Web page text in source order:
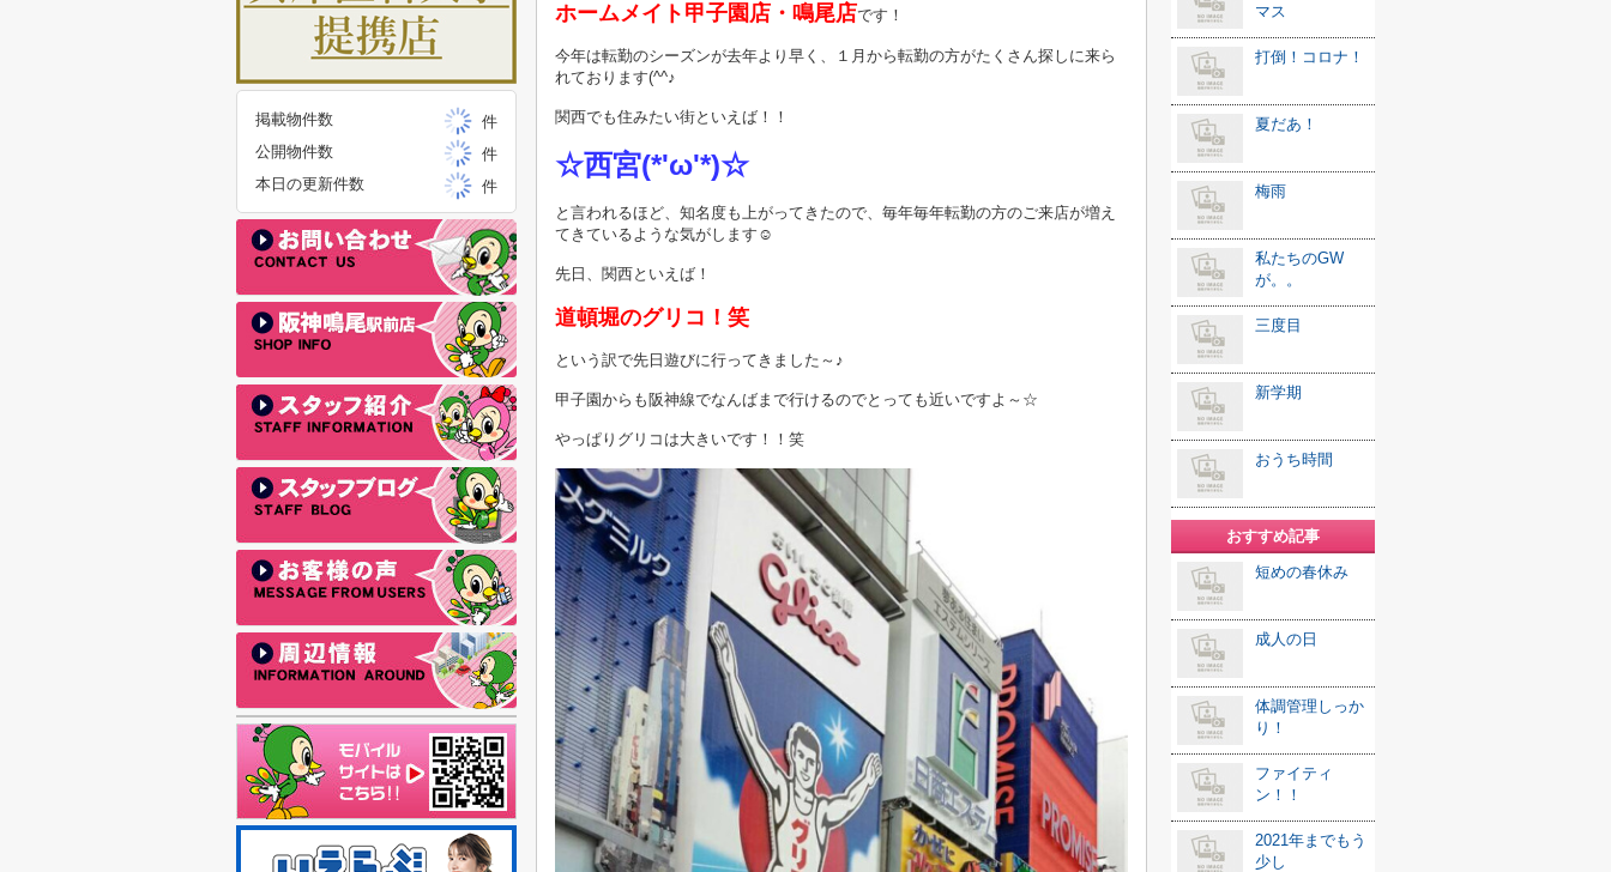
ホームメイト甲子園店・鳴尾店です！
今年は転勤のシーズンが去年より早く、１月から転勤の方がたくさん探しに来ら
れております(^^♪
関西でも住みたい街といえば！！
☆西宮(*'ω'*)☆
と言われるほど、知名度も上がってきたので、毎年毎年転勤の方のご来店が増え
てきているような気がします☺
先日、関西といえば！
道頓堀のグリコ！笑
という訳で先日遊びに行ってきました～♪
甲子園からも阪神線でなんばまで行けるのでとっても近いですよ～☆
やっぱりグリコは大きいです！！笑
マス
打倒！コロナ！
夏だあ！
梅雨
私たちのGW
が。。
三度目
新学期
おうち時間
おすすめ記事
短めの春休み
成人の日
体調管理しっか
り！
ファイティ
ン！！
2021年までもう
少し
掲載物件数
件
公開物件数
件
本日の更新件数
件